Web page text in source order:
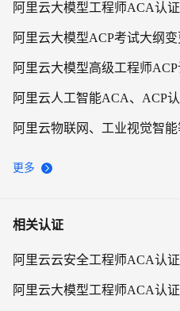
阿里云大模型工程师ACA认
阿里云大模型ACP考试大纲
阿里云大模型高级工程师
阿里云人工智能ACA、ACP
阿里云物联网、工业视觉智
更多
相关认证
阿里云云安全工程师ACA认证
阿里云大模型工程师ACA认证